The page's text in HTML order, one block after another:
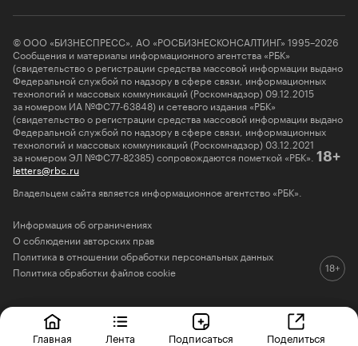
© ООО «БИЗНЕСПРЕСС», АО «РОСБИЗНЕСКОНСАЛТИНГ» 1995–2026
Сообщения и материалы информационного агентства «РБК»
(свидетельство о регистрации средства массовой информации выдано
Федеральной службой по надзору в сфере связи, информационных
технологий и массовых коммуникаций (Роскомнадзор) 09.12.2015
за номером ИА №ФС77-63848) и сетевого издания «РБК»
(свидетельство о регистрации средства массовой информации выдано
Федеральной службой по надзору в сфере связи, информационных
технологий и массовых коммуникаций (Роскомнадзор) 03.12.2021
за номером ЭЛ №ФС77-82385) сопровождаются пометкой «РБК». 18+
letters@rbc.ru
Владельцем сайта является информационное агентство «РБК».
Информация об ограничениях
О соблюдении авторских прав
Политика в отношении обработки персональных данных
Политика обработки файлов cookie
Главная Лента Подписаться Поделиться